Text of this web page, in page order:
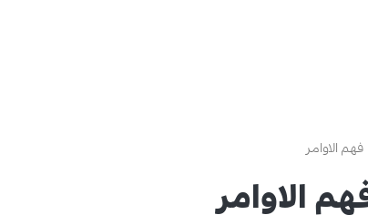
الاوامر
الاوامر